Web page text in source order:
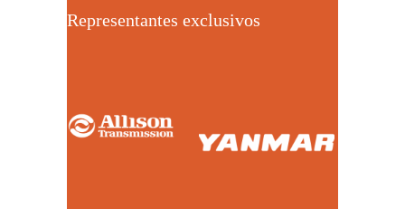
Representantes exclusivos